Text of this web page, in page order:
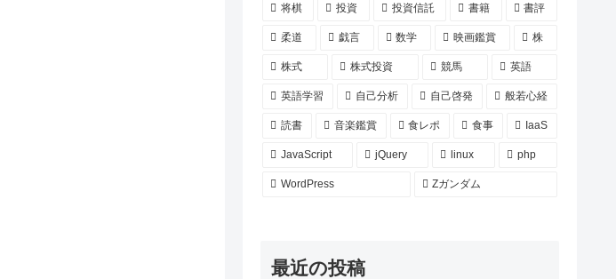
将棋 投資 投資信託 書籍 書評
柔道 戯言 数学 映画鑑賞 株
株式 株式投資 競馬 英語
英語学習 自己分析 自己啓発 般若心経
読書 音楽鑑賞 食レポ 食事 IaaS
JavaScript jQuery linux php
WordPress Zガンダム
最近の投稿